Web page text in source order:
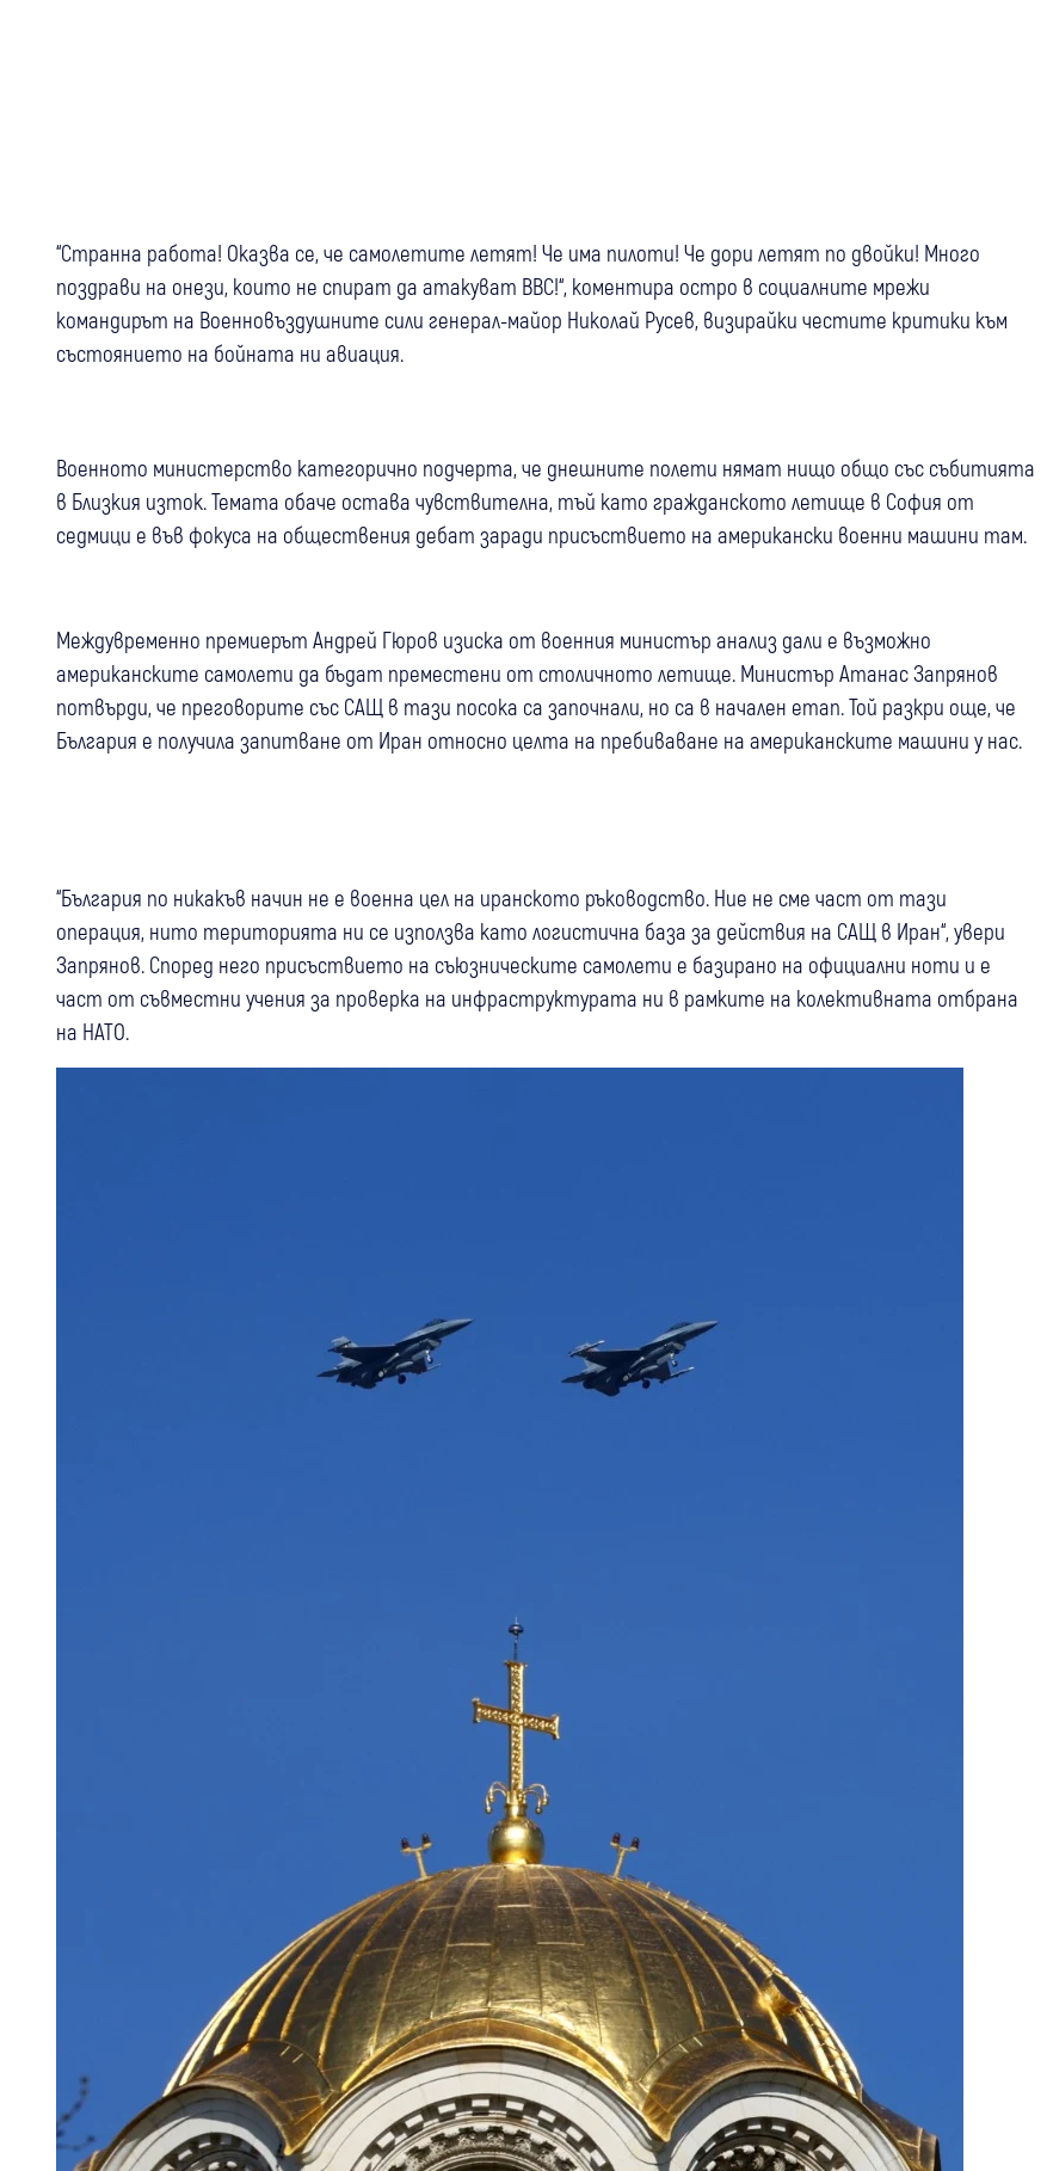
“Странна работа! Оказва се, че самолетите летят! Че има пилоти! Че дори летят по двойки! Много
поздрави на онези, които не спират да атакуват ВВС!“, коментира остро в социалните мрежи
командирът на Военновъздушните сили генерал-майор Николай Русев, визирайки честите критики към
състоянието на бойната ни авиация.
Военното министерство категорично подчерта, че днешните полети нямат нищо общо със събитията
в Близкия изток. Темата обаче остава чувствителна, тъй като гражданското летище в София от
седмици е във фокуса на обществения дебат заради присъствието на американски военни машини там.
Междувременно премиерът Андрей Гюров изиска от военния министър анализ дали е възможно
американските самолети да бъдат преместени от столичното летище. Министър Атанас Запрянов
потвърди, че преговорите със САЩ в тази посока са започнали, но са в начален етап. Той разкри още, че
България е получила запитване от Иран относно целта на пребиваване на американските машини у нас.
“България по никакъв начин не е военна цел на иранското ръководство. Ние не сме част от тази
операция, нито територията ни се използва като логистична база за действия на САЩ в Иран“, увери
Запрянов. Според него присъствието на съюзническите самолети е базирано на официални ноти и е
част от съвместни учения за проверка на инфраструктурата ни в рамките на колективната отбрана
на НАТО.